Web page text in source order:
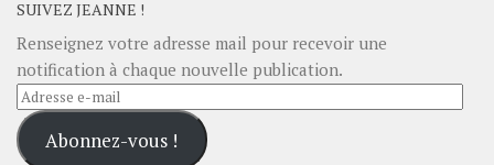
SUIVEZ JEANNE !
Renseignez votre adresse mail pour recevoir une
notification à chaque nouvelle publication.
Adresse
e-
mailAbonnez-vous !